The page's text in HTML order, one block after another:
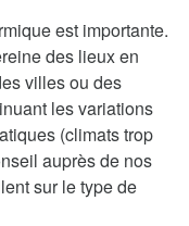
est importante.
des lieux en
villes ou des
les variations
(climats trop
auprès de nos
sur le type de